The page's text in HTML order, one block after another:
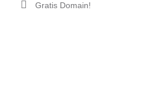
Gratis Domain!